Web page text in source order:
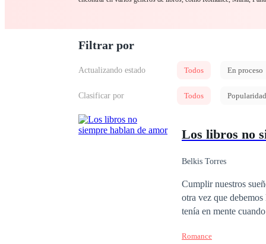
Filtrar por
Actualizando estado Todos En proceso
Clasificar por Todos Popularidad
Los libros no
Belkis Torres
Cumplir nuestros
otra vez que debemos luchar
tenía en mente
vendrían muchas
Romance